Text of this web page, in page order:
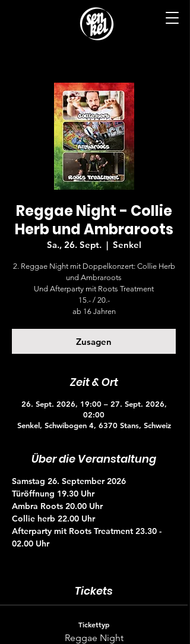
Reggae Night - Collie
Herb und Ambraroots
Sa., 26. Sept.
  |
Senkel
2. Reggae Night mit Doppelkonzert: Collie Herb
und Ambraroots
Und Afterparty mit Roots Treatment
15.- / 20.-
ab 16 Jahren
Zusagen
Zeit & Ort
26. Sept. 2026, 19:00 – 27. Sept. 2026,
02:00
Senkel, Schwibogen 4, 6370 Stans, Schweiz
Über die Veranstaltung
Samstag 26. September 2026
Türöffnung 19.30 Uhr
Ambra Roots 20.00 Uhr
Collie herb 22.00 Uhr
Afterparty mit Roots Treatment 23.30 -
02.00 Uhr
Tickets
Tickettyp
Reggae Night